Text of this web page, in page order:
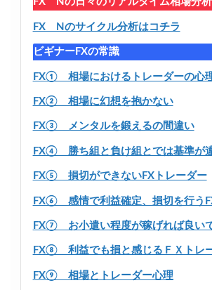
FX Nのサイクル分析はコチラ
ビギナーFXの常識
FX① 相場におけるトレーダーの心
FX② 相場に幻想を抱かない
FX③ メンタルを鍛えるの間違い
FX④ 勝ち組と負け組とでは基準が
FX⑤ 損切ができないFXトレーダー
FX⑥ 感情で利益確定、損切を行う
FX⑦ お小遣い程度が稼げれば良い
FX⑧ 利益でも損と感じるＦＸトレ
FX⑨ 相場とトレーダー心理